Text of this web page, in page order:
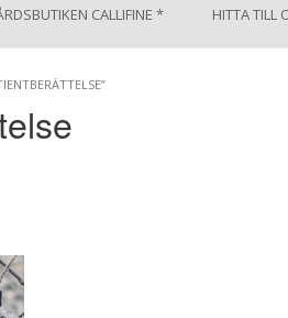
CALLIFINE * HITTA TILL